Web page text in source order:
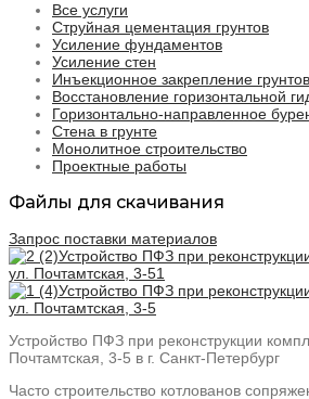
Все услуги
Струйная цементация грунтов
Усиление фундаментов
Усиление стен
Инъекционное закрепление грунтов
Восстановление горизонтальной
Горизонтально-направленное
Стена в грунте
Монолитное строительство
Проектные работы
Файлы для скачивания
Запрос поставки материалов
Устройство ПФЗ при реконструкции
Почтамтская, 3-5 в г. Санкт-Петербург
Часто строительство котлованов